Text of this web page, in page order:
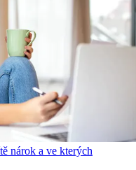
nárok a ve kterých